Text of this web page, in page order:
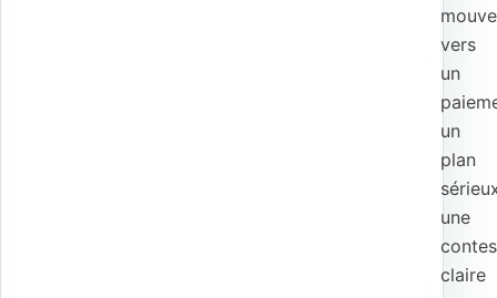
vers
un
un
plan
une
claire